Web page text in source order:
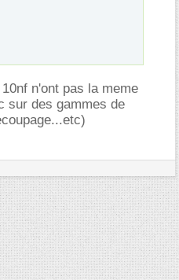
n'ont pas la meme
sur des gammes de